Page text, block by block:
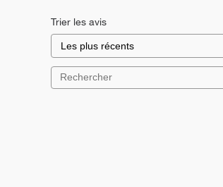
Trier les avis